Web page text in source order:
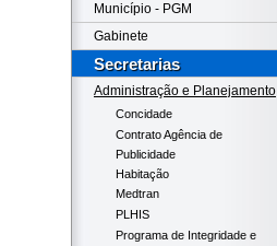
Município - PGM
Gabinete
Secretarias
Administração e Planejamento
Concidade
Contrato Agência de
Publicidade
Habitação
Medtran
PLHIS
Programa de Integridade e